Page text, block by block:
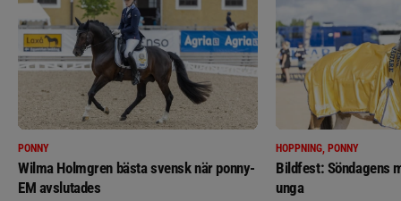
PONNY
Wilma Holmgren bästa svensk när ponny-
EM avslutades
HOPPNING, PONNY
Bildfest: Söndagens
unga